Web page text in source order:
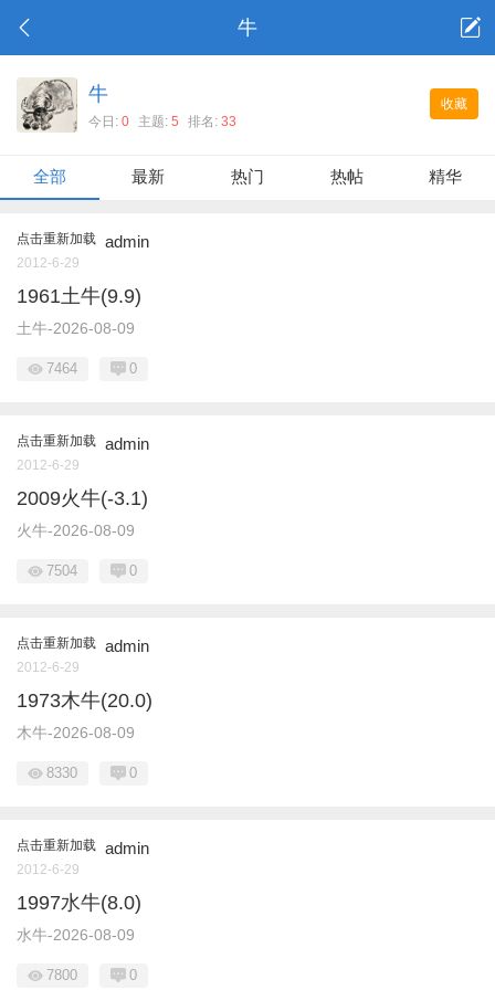
牛
收藏
牛
今日: 0 主题: 5 排名: 33
全部 最新 热门 热帖 精华
点击重新加载 admin
2012-6-29
1961土牛(9.9)
土牛-2026-08-09
7464 0
点击重新加载 admin
2012-6-29
2009火牛(-3.1)
火牛-2026-08-09
7504 0
点击重新加载 admin
2012-6-29
1973木牛(20.0)
木牛-2026-08-09
8330 0
点击重新加载 admin
2012-6-29
1997水牛(8.0)
水牛-2026-08-09
7800 0